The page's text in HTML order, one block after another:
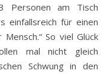
Personen am Tisch
einfallsreich für einen
So viel Glück
mal nicht gleich
Schwung in den